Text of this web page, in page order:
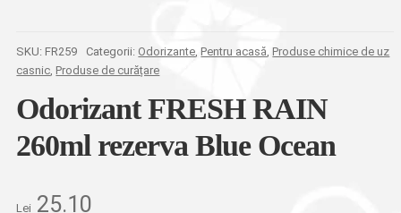
SKU: FR259 Categorii: Odorizante,Pentru acasă,Produse chimice de uz
casnic, Produse de curățare
Odorizant FRESH RAIN
260ml rezerva Blue Ocean
Lei 25.10